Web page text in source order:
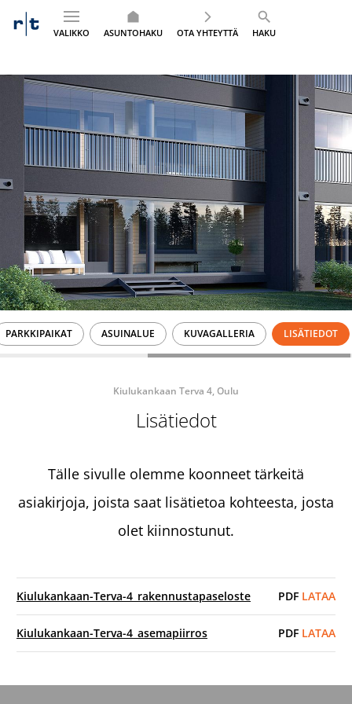
sisältöön
VALIKKO ASUNTOHAKU OTA YHTEYTTÄ HAKU
PARKKIPAIKAT ASUINALUE KUVAGALLERIA LISÄTIEDOT
Kiulukankaan Terva 4, Oulu
Lisätiedot
Tälle sivulle olemme koonneet tärkeitä
asiakirjoja, joista saat lisätietoa kohteesta, josta
olet kiinnostunut.
Kiulukankaan-Terva-4_rakennustapaseloste PDF LATAA
Kiulukankaan-Terva-4_asemapiirros PDF LATAA